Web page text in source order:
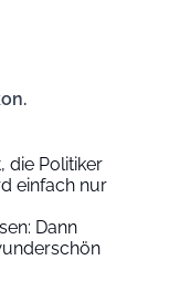
die Politiker
einfach nur
Dann